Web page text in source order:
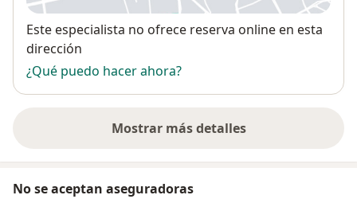
Disponibilidad
Este especialista no ofrece reserva online en esta
dirección
¿Qué puedo hacer ahora?
Mostrar más detalles
sobre la dirección
No se aceptan aseguradoras